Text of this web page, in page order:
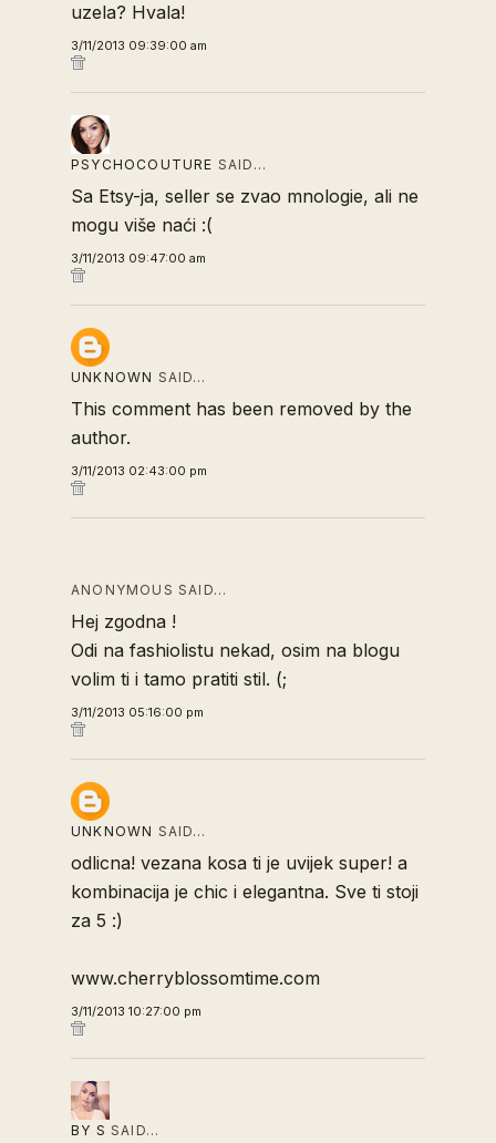
uzela? Hvala!
3/11/2013 09:39:00 am
PSYCHOCOUTURE SAID…
Sa Etsy-ja, seller se zvao mnologie, ali ne
mogu više naći :(
3/11/2013 09:47:00 am
UNKNOWN SAID…
This comment has been removed by the
author.
3/11/2013 02:43:00 pm
ANONYMOUS SAID…
Hej zgodna !
Odi na fashiolistu nekad, osim na blogu
volim ti i tamo pratiti stil. (;
3/11/2013 05:16:00 pm
UNKNOWN SAID…
odlicna! vezana kosa ti je uvijek super! a
kombinacija je chic i elegantna. Sve ti stoji
za 5 :)
www.cherryblossomtime.com
3/11/2013 10:27:00 pm
BY S SAID…